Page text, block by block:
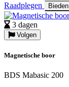
Raadplegen Bieden
3 dagen
Volgen
Magnetische boor
BDS Mabasic 200